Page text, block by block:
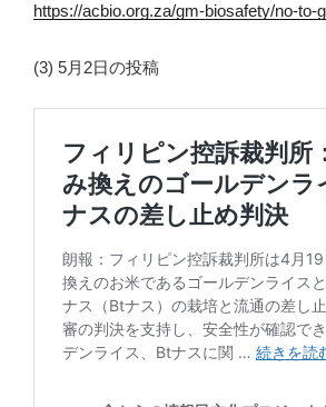
https://acbio.org.za/gm-biosafety/no-to-
(3) 5月2日の投稿